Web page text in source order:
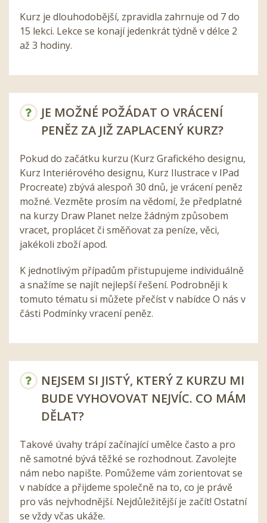
Kurz je dlouhodobější, zpravidla zahrnuje od 7 do
15 lekci. Lekce se konají jedenkrát týdně v délce 2
až 3 hodiny.
JE MOŽNÉ POŽÁDAT O VRÁCENÍ
PENĚZ ZA JIŽ ZAPLACENÝ KURZ?
Pokud do začátku kurzu (Kurz Grafického designu,
Kurz Interiérového designu, Kurz Ilustrace v IPad
Procreate) zbývá alespoň 30 dnů, je vrácení peněz
možné. Vezměte prosím na vědomí, že předplatné
na kurzy Draw Planet nelze žádným způsobem
vracet, proplácet či směňovat za peníze, věci,
jakékoli zboží apod.
K jednotlivým případům přistupujeme individuálně
a snažíme se najít nejlepší řešení. Podrobněji k
tomuto tématu si můžete přečíst v nabídce O nás v
části Podmínky vracení peněz.
NEJSEM SI JISTÝ, KTERÝ Z KURZU MI
BUDE VYHOVOVAT NEJVÍC. CO MÁM
DĚLAT?
Takové úvahy trápí začínající umělce často a pro
ně samotné bývá těžké se rozhodnout. Zavolejte
nám nebo napište. Pomůžeme vám zorientovat se
v nabídce a přijdeme společně na to, co je právě
pro vás nejvhodnější. Nejdůležitější je začít! Ostatní
se vždy včas ukáže.